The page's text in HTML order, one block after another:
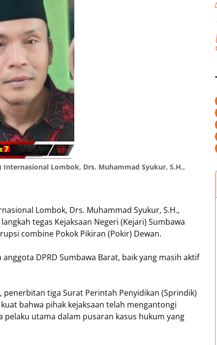
Lombok, Drs. Muhammad Syukur, S.H.,
Lombok, Drs. Muhammad Syukur, S.H.,
tegas Kejaksaan Negeri (Kejari) Sumbawa
combine Pokok Pikiran (Pokir) Dewan.
DPRD Sumbawa Barat, baik yang masih aktif
tiga Surat Perintah Penyidikan (Sprindik)
bahwa pihak kejaksaan telah mengantongi
utama dalam pusaran kasus hukum yang